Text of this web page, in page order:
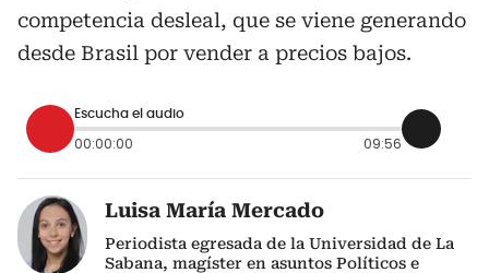
competencia desleal, que se viene generando
desde Brasil por vender a precios bajos.
Escucha el audio
00:00:00 09:56
Luisa María Mercado
Periodista egresada de la Universidad de La
Sabana, magíster en asuntos Políticos e